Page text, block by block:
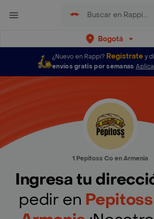
Bogotá
¿Nuevo en Rappi? Regístratey
envíos gratis por semanas
1 Pepitoss Co en Armenia
Ingresa tu
pedir en